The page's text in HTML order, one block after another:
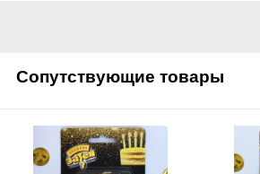
Сопутствующие товары